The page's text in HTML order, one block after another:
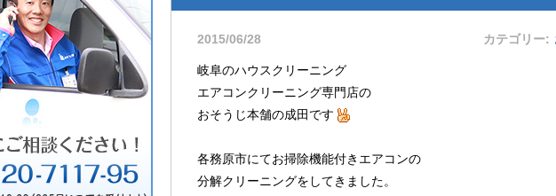
2015/06/28 カテゴリー
岐阜のハウスクリーニング
エアコンクリーニング専門店の
おそうじ本舗の成田です
各務原市にてお掃除機能付きエアコンの
分解クリーニングをしてきました。